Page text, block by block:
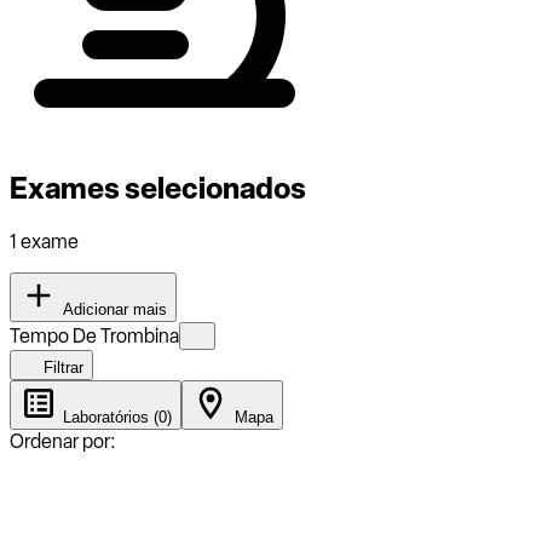
Exames selecionados
1 exame
Adicionar mais
Tempo De Trombina
Filtrar
Laboratórios (0) Mapa
Ordenar por: